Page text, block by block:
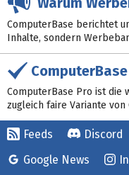
ComputerBase berichtet
Inhalte, sondern
ComputerBase Pro ist die
zugleich faire Variante von
Feeds Discord
Google News